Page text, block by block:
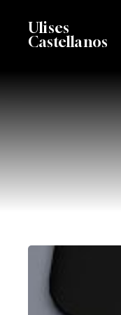
Ulises
Castellanos
Beneficios